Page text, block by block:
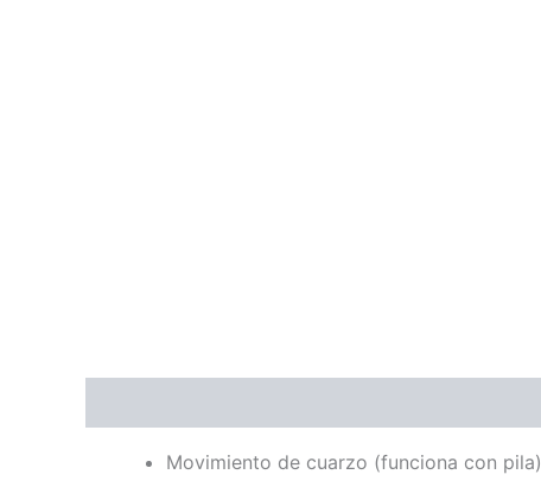
Movimiento de cuarzo (funciona con pila)